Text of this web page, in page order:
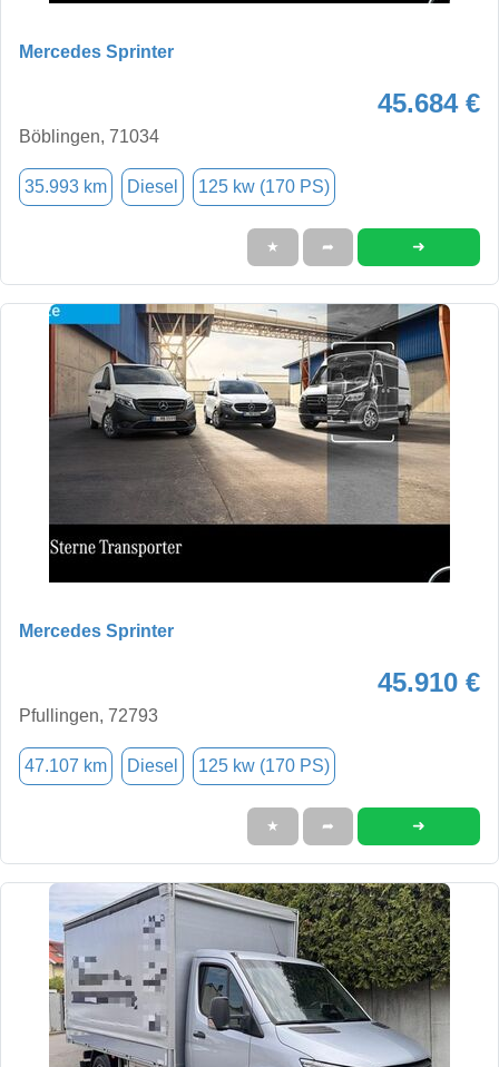
Mercedes Sprinter
45.684 €
Böblingen, 71034
35.993 km Diesel 125 kw (170 PS)
★ ➦ ➜
Mercedes Sprinter
45.910 €
Pfullingen, 72793
47.107 km Diesel 125 kw (170 PS)
★ ➦ ➜